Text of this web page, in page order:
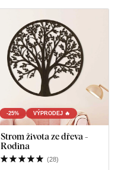
-25% VÝPRODEJ 🔥
Strom života ze dřeva -
Rodina
(28)